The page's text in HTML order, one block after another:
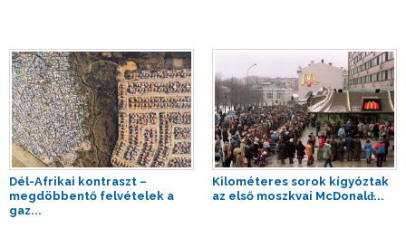
Dél-Afrikai kontraszt –
megdöbbentő felvételek a
gaz...
Kilométeres sorok kígyóztak
az első moszkvai McDonald̵...